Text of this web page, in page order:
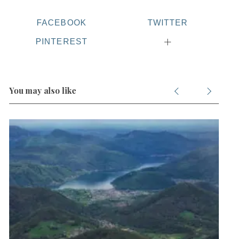
FACEBOOK TWITTER
PINTEREST
You may also like